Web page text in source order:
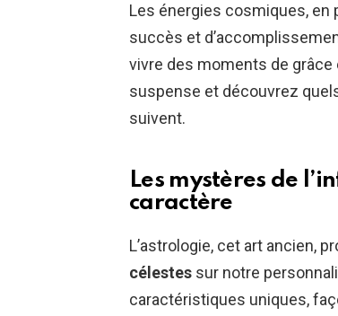
Les énergies cosmiques,
succès et
vivre des moments de
suspense et découvrez
suivent.
Les mystères de
caractère
L’astrologie, cet art ancien,
célestes sur notre
caractéristiques uniques,